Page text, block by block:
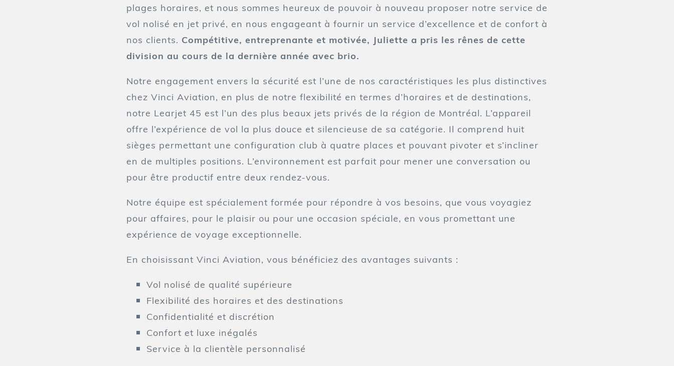
plages horaires, et nous sommes heureux de pouvoir à nouveau proposer notre service de
vol nolisé en jet privé, en nous engageant à fournir un service d’excellence et de confort à
nos clients. Compétitive, entreprenante et motivée, Juliette a pris les rênes de cette
division au cours de la dernière année avec brio.
Notre engagement envers la sécurité est l’une de nos caractéristiques les plus distinctives
chez Vinci Aviation, en plus de notre flexibilité en termes d’horaires et de destinations,
notre Learjet 45 est l’un des plus beaux jets privés de la région de Montréal. L’appareil
offre l’expérience de vol la plus douce et silencieuse de sa catégorie. Il comprend huit
sièges permettant une configuration club à quatre places et pouvant pivoter et s’incliner
en de multiples positions. L’environnement est parfait pour mener une conversation ou
pour être productif entre deux rendez-vous.
Notre équipe est spécialement formée pour répondre à vos besoins, que vous voyagiez
pour affaires, pour le plaisir ou pour une occasion spéciale, en vous promettant une
expérience de voyage exceptionnelle.
En choisissant Vinci Aviation, vous bénéficiez des avantages suivants :
Vol nolisé de qualité supérieure
Flexibilité des horaires et des destinations
Confidentialité et discrétion
Confort et luxe inégalés
Service à la clientèle personnalisé